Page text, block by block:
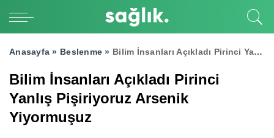
Anasayfa » Beslenme » Bilim İnsanları Açıkladı Pirinci Yanlış Pişiriyoruz Arsenik Yiyormuşuz
Bilim İnsanları Açıkladı Pirinci
Yanlış Pişiriyoruz Arsenik
Yiyormuşuz